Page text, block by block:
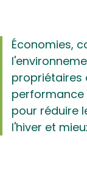
Économies,
propriétaires
performance
pour réduire
l'hiver et